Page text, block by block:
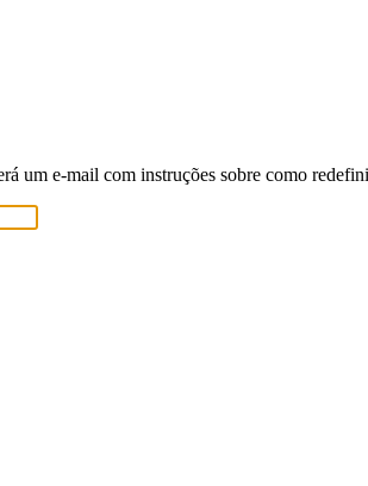
um e-mail com instruções sobre como